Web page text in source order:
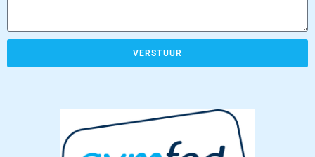
VERSTUUR